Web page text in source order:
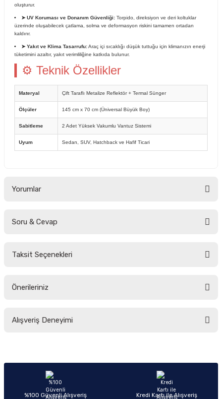
oluşturur.
➤ UV Koruması ve Donanım Güvenliği: Torpido, direksiyon ve deri koltuklar
üzerinde oluşabilecek çatlama, solma ve deformasyon riskini tamamen ortadan
kaldırır.
➤ Yakıt ve Klima Tasarrufu:Araç içi sıcaklığı düşük tuttuğu için klimanızın enerji
tüketimini azaltır, yakıt verimliliğine katkıda bulunur.
⚙ Teknik Özellikler
Materyal Çift Taraflı Metalize Reflektör + Termal Sünger
Ölçüler 145 cm x 70 cm (Üniversal Büyük Boy)
Sabitleme 2 Adet Yüksek Vakumlu Vantuz Sistemi
Uyum Sedan, SUV, Hatchback ve Hafif Ticari
Yorumlar
Soru & Cevap
Taksit Seçenekleri
Önerileriniz
yetersiz gördüğünüz noktaları öneri formunu kullanarak tarafımıza
Ürün açıklamasında eksik bilgiler bulunuyor.
Ürün bilgilerinde hatalar bulunuyor.
Alışveriş Deneyimi
Sitemize ilk yorumu siz yapın!
%100 Güvenli Alışveriş Kredi Kartı ile Alışveriş